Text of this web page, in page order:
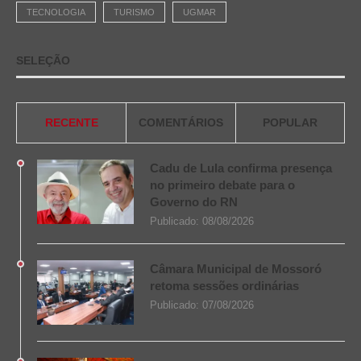
TECNOLOGIA TURISMO UGMAR
SELEÇÃO
RECENTE COMENTÁRIOS POPULAR
Cadu de Lula confirma presença
no primeiro debate para o
Governo do RN
Publicado: 08/08/2026
Câmara Municipal de Mossoró
retoma sessões ordinárias
Publicado: 07/08/2026